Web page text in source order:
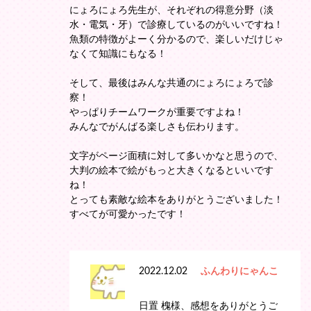
にょろにょろ先生が、それぞれの得意分野（淡
水・電気・牙）で診療しているのがいいですね！
魚類の特徴がよーく分かるので、楽しいだけじゃ
なくて知識にもなる！
そして、最後はみんな共通のにょろにょろで診
察！
やっぱりチームワークが重要ですよね！
みんなでがんばる楽しさも伝わります。
文字がページ面積に対して多いかなと思うので、
大判の絵本で絵がもっと大きくなるといいです
ね！
とっても素敵な絵本をありがとうございました！
すべてが可愛かったです！
2022.12.02 ふんわりにゃんこ
日置 槐様、感想をありがとうご